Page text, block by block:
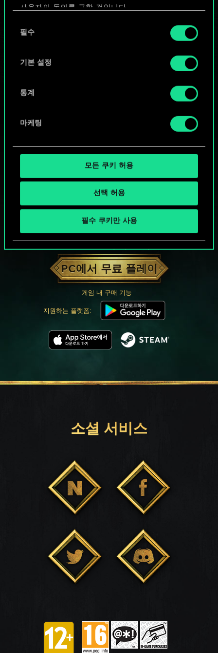
사용자의 동의를 구할 것입니다.
쿠키 사용에 관한 세부 사항이나 관련 설정은 아래의
필수
기본 설정
통계
마케팅
모든 쿠키 허용
선택 허용
필수 쿠키만 사용
궨트 한 판 어떠신가요?
PC에서 무료 플레이
게임 내 구매 기능
지원하는 플랫폼:
소셜 서비스